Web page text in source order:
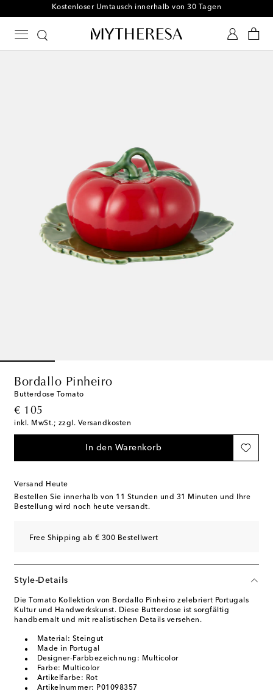
Free Shipping bei Bestellungen ab €300
Bordallo Pinheiro
Butterdose Tomato
€ 105
original price
inkl. MwSt.; zzgl. Versandkosten
In den Warenkorb
Versand Heute
Bestellen Sie innerhalb von 11 Stunden und 31 Minuten und Ihre
Bestellung wird noch heute versandt.
Free Shipping ab € 300 Bestellwert
Style-Details
Die Tomato Kollektion von Bordallo Pinheiro zelebriert Portugals
Kultur und Handwerkskunst. Diese Butterdose ist sorgfältig
handbemalt und mit realistischen Details versehen.
Material: Steingut
Made in Portugal
Designer-Farbbezeichnung: Multicolor
Farbe: Multicolor
Artikelfarbe: Rot
Artikelnummer: P01098357